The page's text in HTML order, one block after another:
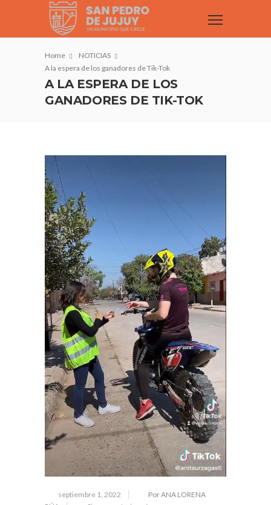
Home
NOTICIAS
A la espera de los ganadores de Tik-Tok
A LA ESPERA DE LOS
GANADORES DE TIK-TOK
septiembre 1, 2022
Por ANA LORENA